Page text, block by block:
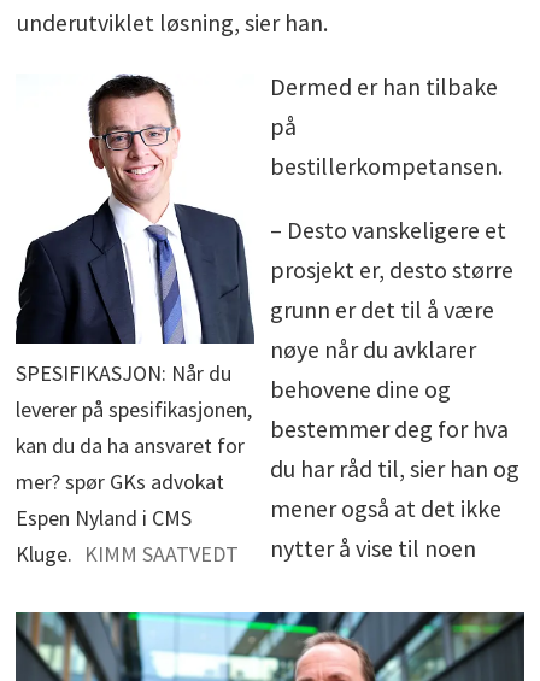
underutviklet løsning, sier han.
SPESIFIKASJON: Når du
leverer på spesifikasjonen,
kan du da ha ansvaret for
mer? spør GKs advokat
Espen Nyland i CMS
Kluge. KIMM SAATVEDT
Dermed er han tilbake
på
bestillerkompetansen.
– Desto vanskeligere et
prosjekt er, desto større
grunn er det til å være
nøye når du avklarer
behovene dine og
bestemmer deg for hva
du har råd til, sier han og
mener også at det ikke
nytter å vise til noen